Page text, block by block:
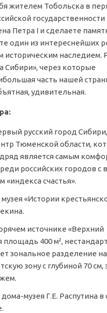
жителем Тобольска в
государственности
Петра I и сделаете
один из интереснейших
историческим наследием.
Сибири», через которые
часть нашей
удивительная.
русский город Сибири,
Тюменской области,
является самым
российских городов с
«индекса счастья».
«Истории
источнике «Верхний
площадь 400 м²,
зональное разделение на
зону с глубиной 70 см,
музея Г.Е. Распутина в